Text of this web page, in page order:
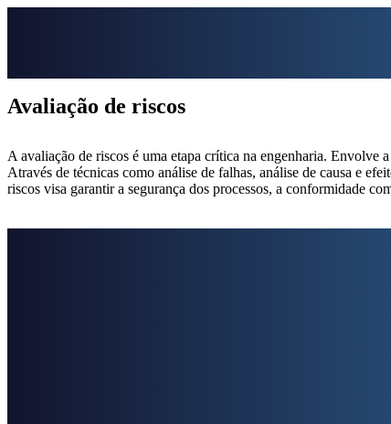
Avaliação de riscos
A avaliação de riscos é uma etapa crítica na engenharia. Envolve
Através de técnicas como análise de falhas, análise de causa e
riscos visa garantir a segurança dos processos, a conformidade